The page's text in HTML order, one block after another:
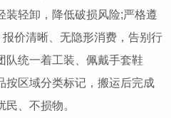
装轻卸，降低破损风险;严格遵
价清晰、无隐形消费，告别行
队统一着工装、佩戴手套鞋
按区域分类标记，搬运后完成
、不损物。